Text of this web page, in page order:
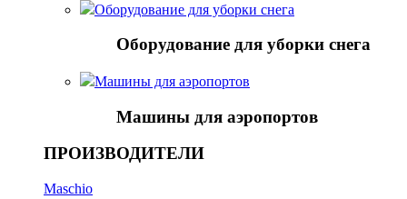
Оборудование для уборки снега
Оборудование для уборки снега
Mашины для аэропортов
Mашины для аэропортов
ПРОИЗВОДИТЕЛИ
Maschio